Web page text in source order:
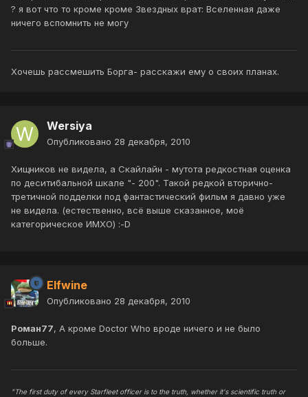
? я вот что то кроме кроме Звездных врат: Вселенная даже
ничего вспомнить не могу
Хочешь рассмешить Борга- расскажи ему о своих планах.
Wersiya
Опубликовано 28 декабря, 2010
Хищников не видела, а Скайлайн - мутота редкостная оценка
по деситибальной шкале "- 200". Такой редкой вторично-
третичной подделки под фантастический фильм я давно уже
не видела. (естественно, всё выше сказанное, моё
категорическое ИМХО) :-D
Elfwine
Опубликовано 28 декабря, 2010
Роман77, А кроме Doctor Who вроде ничего и не было
больше.
"The first duty of every Starfleet officer is to the truth, whether it's scientific truth or